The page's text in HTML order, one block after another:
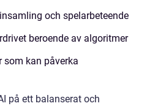
och spelarbeteende
beroende av algoritmer
som kan påverka
på ett balanserat och